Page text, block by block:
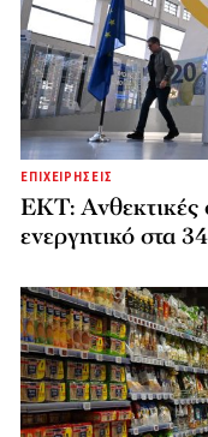
ΕΠΙΧΕΙΡΗΣΕΙΣ
ΕΚΤ: Ανθεκτικές
ενεργητικό στα